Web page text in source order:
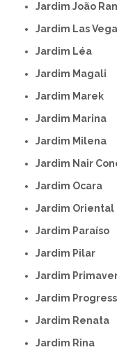
Jardim João
Jardim Las
Jardim Léa
Jardim Magali
Jardim Marek
Jardim Marina
Jardim Milena
Jardim Nair
Jardim Ocara
Jardim Oriental
Jardim Paraíso
Jardim Pilar
Jardim
Jardim
Jardim Renata
Jardim Rina